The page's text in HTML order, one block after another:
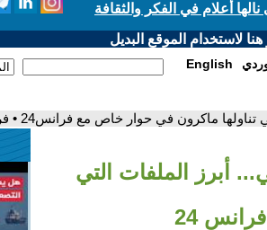
أعلام في الفكر والثقافة
لاستخدام الموقع البديل
English
ماكرون في حوار خاص مع فرانس24 • فرانس 24
أبرز الملفات التي